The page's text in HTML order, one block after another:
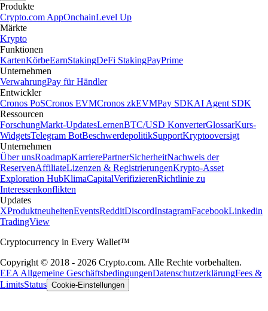
Produkte
Crypto.com AppOnchainLevel Up
Märkte
Krypto
Funktionen
KartenKörbeEarnStakingDeFi StakingPayPrime
Unternehmen
VerwahrungPay für Händler
Entwickler
Cronos PoSCronos EVMCronos zkEVMPay SDKAI Agent SDK
Ressourcen
ForschungMarkt-UpdatesLernenBTC/USD KonverterGlossarKurs-
WidgetsTelegram BotBeschwerdepolitikSupportKryptooversigt
Unternehmen
Über unsRoadmapKarrierePartnerSicherheitNachweis der
ReservenAffiliateLizenzen & RegistrierungenKrypto-Asset
Exploration HubKlimaCapitalVerifizierenRichtlinie zu
Interessenkonflikten
Updates
XProduktneuheitenEventsRedditDiscordInstagramFacebookLinkedin
TradingView
Cryptocurrency in Every Wallet™
Copyright © 2018 - 2026 Crypto.com. Alle Rechte vorbehalten.
EEA Allgemeine GeschäftsbedingungenDatenschutzerklärungFees &
LimitsStatus Cookie-Einstellungen